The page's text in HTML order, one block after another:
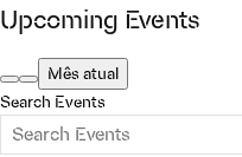
Upcoming Events
Mês atual
Search Events